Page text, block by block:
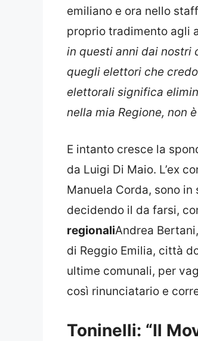
emiliano e ora nello
proprio tradimento agli
in questi anni dai
quegli elettori che
elettorali significa
nella mia Regione, non
E intanto cresce la
da Luigi Di Maio. L’ex
Manuela Corda, sono
decidendo il da farsi,
regionaliAndrea
di Reggio Emilia, città
ultime comunali, per
così rinunciatario e
Toninelli: “Il